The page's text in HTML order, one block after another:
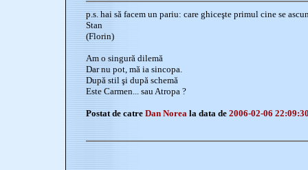
p.s. hai să facem un pariu: care ghiceşte primul cine se
Stan
(Florin)
Am o singură dilemă
Dar nu pot, mă ia sincopa.
După stil şi după schemă
Este Carmen... sau Atropa ?
Postat de catre Dan Norea la data de 2006-02-06